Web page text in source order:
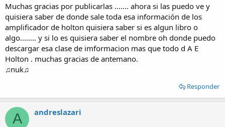
Muchas gracias por publicarlas ....... ahora si las puedo ve y
quisiera saber de donde sale toda esa información de los
amplificador de holton quisiera saber si es algun libro o
algo........ y si lo es quisiera saber el nombre oh donde puedo
descargar esa clase de imformacion mas que todo d A E
Holton . muchas gracias de antemano.
♫nuk♫
Responder
A andreslazari